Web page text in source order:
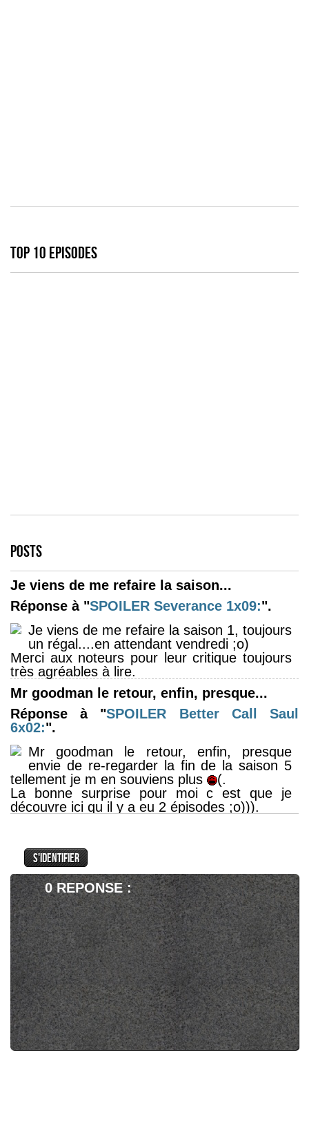
TOP 10 EPISODES
POSTS
Je viens de me refaire la saison...
Réponse à "SPOILER Severance 1x09:".
Je viens de me refaire la saison 1, toujours
un régal....en attendant vendredi ;o)
Merci aux noteurs pour leur critique toujours
très agréables à lire.
Mr goodman le retour, enfin, presque...
Réponse à "SPOILER
Better Call Saul
6x02:".
Mr goodman le retour, enfin, presque
envie de re-regarder la fin de la saison 5
tellement je m en souviens plus
(.
La bonne surprise pour moi c est que je
découvre ici qu il y a eu 2 épisodes ;o))).
après une telle attente, 15 et 14 du coup je
pars presque sur un "a priori" négatif.
Je n ai bien sur pas encore lu vos articles, ca
doit spoiler à fond lol, je repasserai vous lire
demain. Et puis 14 et 15, c est déjà pas si
mal que ca, si a une époque j avais eu ces
notes je serais peu être avec vous a rédiger
des articles sur mes séries favorites ;o))))
Mais je me régale déjà tellement à vous
lire....
A demain donc ^o^
yes, encore une trÃÂ¨s bonne surprise...
Réponse à "From, série horrifique".
yes, encore une très bonne surprise pour
0 REPONSE :